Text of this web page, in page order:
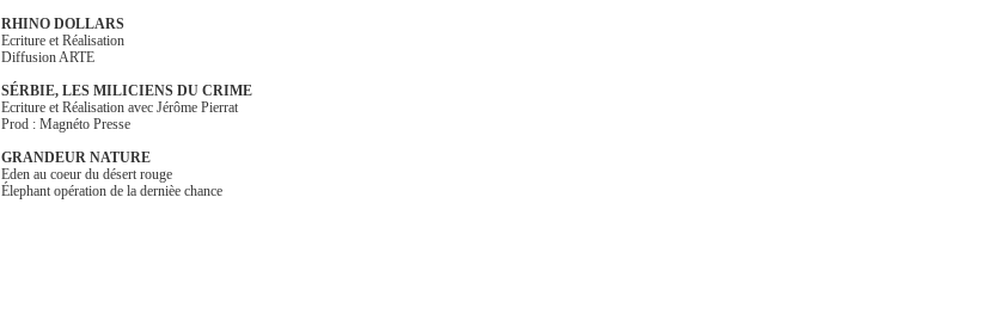
RHINO DOLLARS
Ecriture et Réalisation
Diffusion ARTE
SÉRBIE, LES MILICIENS DU CRIME
Ecriture et Réalisation avec Jérôme Pierrat
Prod : Magnéto Presse
GRANDEUR NATURE
Eden au coeur du désert rouge
Élephant opération de la dernièe chance